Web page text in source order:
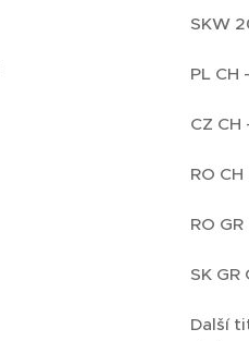
SKW
PL
CZ
RO
RO
SK
Další